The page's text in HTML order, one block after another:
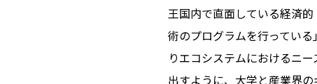
王国内で直面している経済
術のプログラムを行ってい
りエコシステムにおけるニ
出すように、大学と産業界の